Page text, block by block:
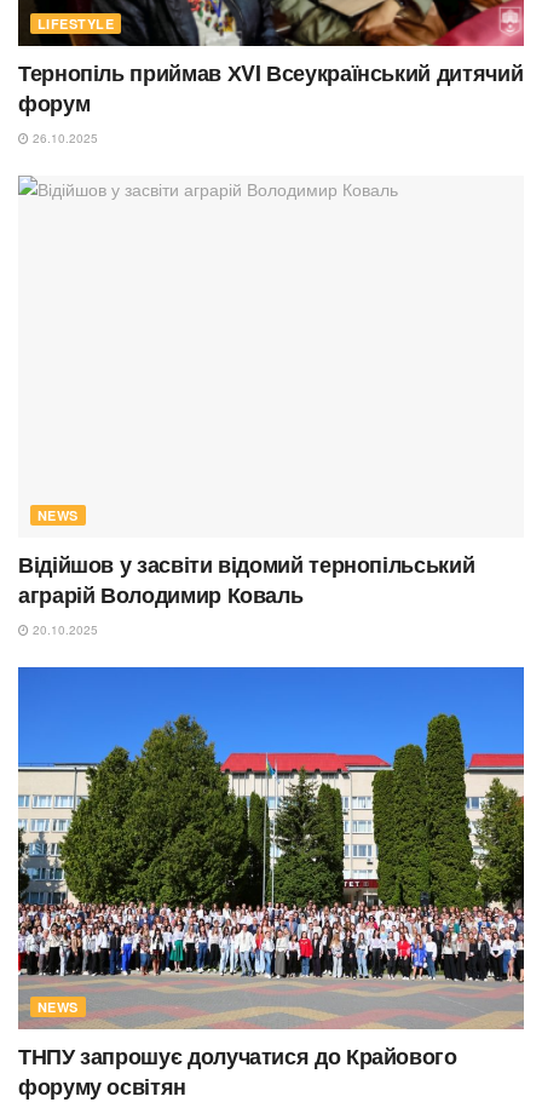
LIFESTYLE
Тернопіль приймав ХVI Всеукраїнський дитячий
форум
26.10.2025
NEWS
Відійшов у засвіти відомий тернопільський
аграрій Володимир Коваль
20.10.2025
NEWS
ТНПУ запрошує долучатися до Крайового
форуму освітян